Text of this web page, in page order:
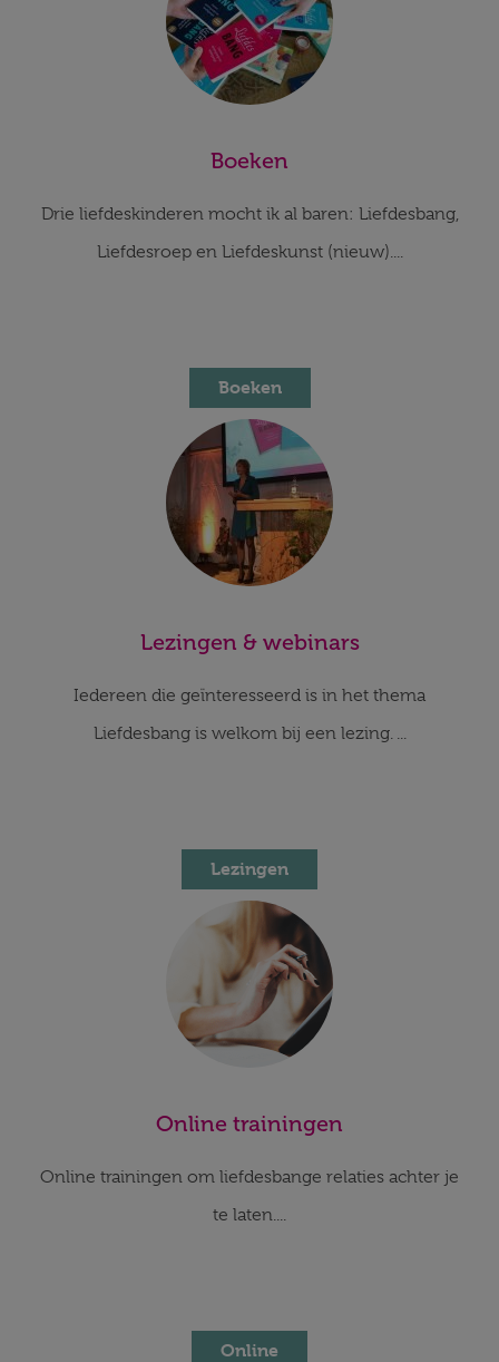
Boeken
Drie liefdeskinderen mocht ik al baren: Liefdesbang,
Liefdesroep en Liefdeskunst (nieuw)....
Boeken
Lezingen & webinars
Iedereen die geïnteresseerd is in het thema
Liefdesbang is welkom bij een lezing. ...
Lezingen
Online trainingen
Online trainingen om liefdesbange relaties achter je
te laten....
Online